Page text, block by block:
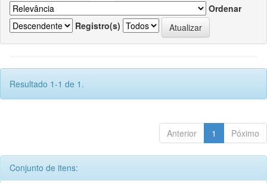
Ordenar
Registro(s)
Resultado 1-1 de 1.
Anterior 1 Póximo
Conjunto de itens: